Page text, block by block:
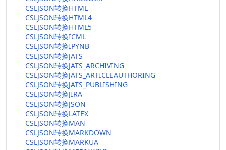
CSLJSON转换HTML
CSLJSON转换HTML4
CSLJSON转换HTML5
CSLJSON转换ICML
CSLJSON转换IPYNB
CSLJSON转换JATS
CSLJSON转换JATS_ARCHIVING
CSLJSON转换JATS_ARTICLEAUTHORING
CSLJSON转换JATS_PUBLISHING
CSLJSON转换JIRA
CSLJSON转换JSON
CSLJSON转换LATEX
CSLJSON转换MAN
CSLJSON转换MARKDOWN
CSLJSON转换MARKUA